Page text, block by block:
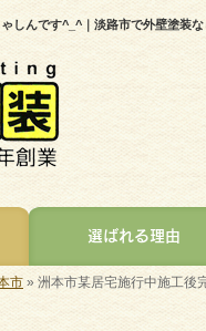
しんです^_^｜淡路市で外壁塗装
選ばれる理由
市 » 洲本市某居宅施行中施工後